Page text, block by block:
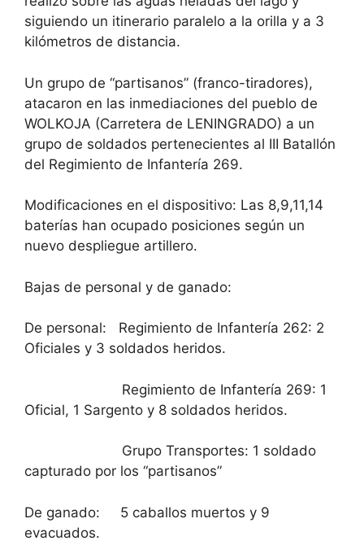
siguiendo un itinerario paralelo a la orilla y a 3
kilómetros de distancia.
Un grupo de “partisanos” (franco-tiradores),
atacaron en las inmediaciones del pueblo de
WOLKOJA (Carretera de LENINGRADO) a un
grupo de soldados pertenecientes al III Batallón
del Regimiento de Infantería 269.
Modificaciones en el dispositivo: Las 8,9,11,14
baterías han ocupado posiciones según un
nuevo despliegue artillero.
Bajas de personal y de ganado:
De personal: Regimiento de Infantería 262: 2
Oficiales y 3 soldados heridos.
Regimiento de Infantería 269: 1
Oficial, 1 Sargento y 8 soldados heridos.
Grupo Transportes: 1 soldado
capturado por los “partisanos”
De ganado: 5 caballos muertos y 9
evacuados.